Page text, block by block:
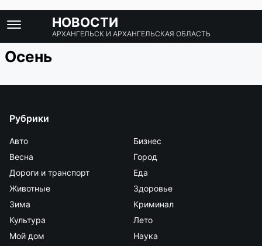
НОВОСТИ
АРХАНГЕЛЬСК И АРХАНГЕЛЬСКАЯ ОБЛАСТЬ
Осень
Рубрики
Авто
Бизнес
Весна
Город
Дороги и транспорт
Еда
Животные
Здоровье
Зима
Криминал
Культура
Лето
Мой дом
Наука